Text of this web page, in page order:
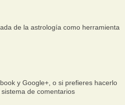
de la astrología como herramienta
y Google+, o si prefieres hacerlo
de comentarios